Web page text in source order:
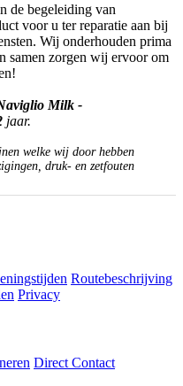
de begeleiding van
voor u ter reparatie aan bij
Wij onderhouden prima
samen zorgen wij ervoor om
Milk -
jaar.
welke wij door hebben
druk- en zetfouten
Routebeschrijving
Privacy
Direct Contact